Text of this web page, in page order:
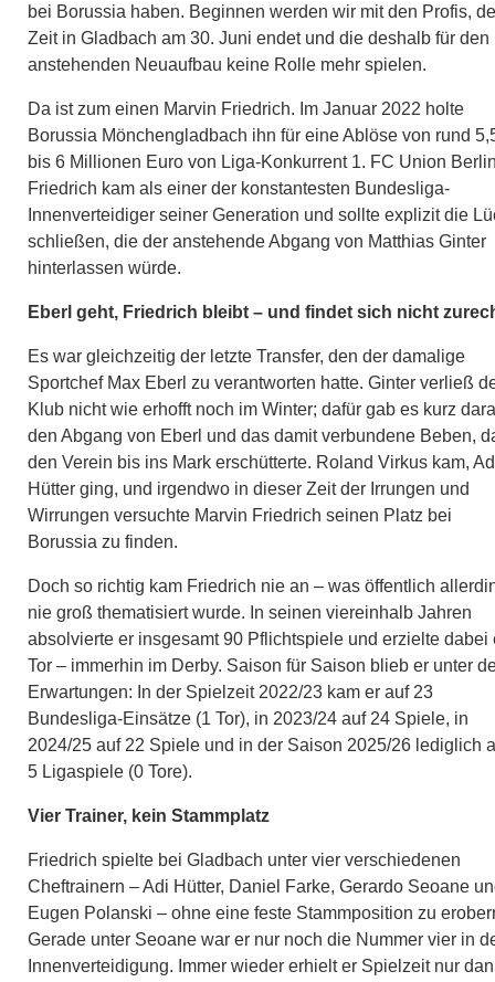
bei Borussia haben. Beginnen werden wir mit den Profis,
Zeit in Gladbach am 30. Juni endet und die deshalb für den
anstehenden Neuaufbau keine Rolle mehr spielen.
Da ist zum einen Marvin Friedrich. Im Januar 2022 holte
Borussia Mönchengladbach ihn für eine Ablöse von rund
bis 6 Millionen Euro von Liga-Konkurrent 1. FC Union
Friedrich kam als einer der konstantesten Bundesliga-
Innenverteidiger seiner Generation und sollte explizit die
schließen, die der anstehende Abgang von Matthias Ginter
hinterlassen würde.
Eberl geht, Friedrich bleibt – und findet sich nicht
Es war gleichzeitig der letzte Transfer, den der damalige
Sportchef Max Eberl zu verantworten hatte. Ginter verließ
Klub nicht wie erhofft noch im Winter; dafür gab es kurz
den Abgang von Eberl und das damit verbundene Beben,
den Verein bis ins Mark erschütterte. Roland Virkus kam,
Hütter ging, und irgendwo in dieser Zeit der Irrungen und
Wirrungen versuchte Marvin Friedrich seinen Platz bei
Borussia zu finden.
Doch so richtig kam Friedrich nie an – was öffentlich
nie groß thematisiert wurde. In seinen viereinhalb Jahren
absolvierte er insgesamt 90 Pflichtspiele und erzielte dabei
Tor – immerhin im Derby. Saison für Saison blieb er unter
Erwartungen: In der Spielzeit 2022/23 kam er auf 23
Bundesliga-Einsätze (1 Tor), in 2023/24 auf 24 Spiele, in
2024/25 auf 22 Spiele und in der Saison 2025/26 lediglich
5 Ligaspiele (0 Tore).
Vier Trainer, kein Stammplatz
Friedrich spielte bei Gladbach unter vier verschiedenen
Cheftrainern – Adi Hütter, Daniel Farke, Gerardo Seoane
Eugen Polanski – ohne eine feste Stammposition zu
Gerade unter Seoane war er nur noch die Nummer vier in
Innenverteidigung. Immer wieder erhielt er Spielzeit nur